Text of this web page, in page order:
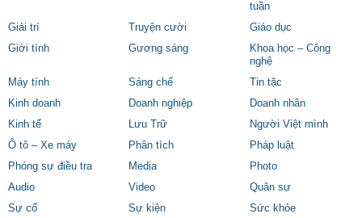
tuần
Giải trí
Truyện cười
Giáo dục
Giới tính
Gương sáng
Khoa học – Công
nghệ
Máy tính
Sáng chế
Tin tặc
Kinh doanh
Doanh nghiệp
Doanh nhân
Kinh tế
Lưu Trữ
Người Việt mình
Ô tô – Xe máy
Phân tích
Pháp luật
Phóng sự điều tra
Media
Photo
Audio
Video
Quân sự
Sự cố
Sự kiện
Sức khỏe